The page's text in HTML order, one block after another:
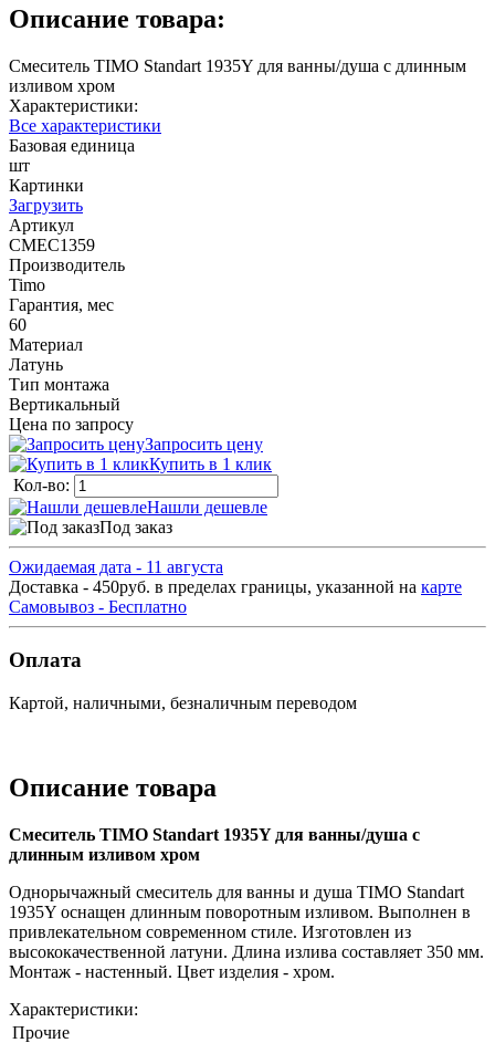
Описание товара:
Смеситель TIMO Standart 1935Y для ванны/душа с длинным
изливом хром
Характеристики:
Все характеристики
Базовая единица
шт
Картинки
Загрузить
Артикул
СМЕС1359
Производитель
Timo
Гарантия, мес
60
Материал
Латунь
Тип монтажа
Вертикальный
Цена по запросу
Запросить цену
Купить в 1 клик
Кол-во:
Нашли дешевле
Под заказ
Ожидаемая дата - 11 августа
Доставка - 450руб. в пределах границы, указанной на карте
Самовывоз - Бесплатно
Оплата
Картой, наличными, безналичным переводом
Описание товара
Смеситель TIMO Standart 1935Y для ванны/душа с
длинным изливом хром
Однорычажный смеситель для ванны и душа TIMO Standart
1935Y оснащен длинным поворотным изливом. Выполнен в
привлекательном современном стиле. Изготовлен из
высококачественной латуни. Длина излива составляет 350 мм.
Монтаж - настенный. Цвет изделия - хром.
Характеристики:
Прочие